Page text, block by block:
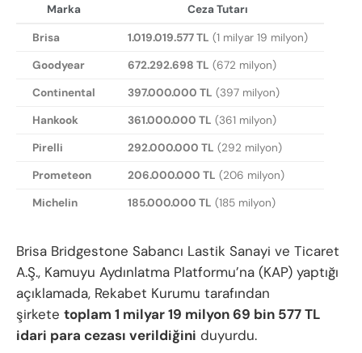
Marka Ceza Tutarı
Brisa 1.019.019.577 TL (1 milyar 19 milyon)
Goodyear
672.292.698 TL (672 milyon)
Continental
397.000.000 TL (397 milyon)
Hankook
361.000.000 TL (361 milyon)
Pirelli
292.000.000 TL (292 milyon)
Prometeon
206.000.000 TL (206 milyon)
Michelin
185.000.000 TL (185 milyon)
Brisa Bridgestone Sabancı Lastik Sanayi ve Ticaret
A.Ş., Kamuyu Aydınlatma Platformu’na (KAP) yaptığı
açıklamada, Rekabet Kurumu tarafından
şirkete toplam 1 milyar 19 milyon 69 bin 577 TL
idari para cezası verildiğini duyurdu.